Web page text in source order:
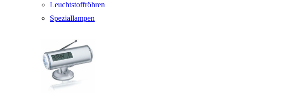
Leuchtstoffröhren
Speziallampen